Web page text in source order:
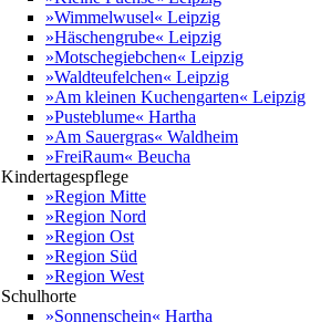
»Wimmelwusel« Leipzig
»Häschengrube« Leipzig
»Motschegiebchen« Leipzig
»Waldteufelchen« Leipzig
»Am kleinen Kuchengarten« Leipzig
»Pusteblume« Hartha
»Am Sauergras« Waldheim
»FreiRaum« Beucha
Kindertagespflege
»Region Mitte
»Region Nord
»Region Ost
»Region Süd
»Region West
Schulhorte
»Sonnenschein« Hartha